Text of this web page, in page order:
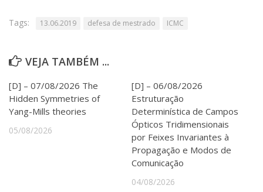
Comunicação
Aplicativos e Sites
Jornal da USP
Defesa de Teses
Tags: 13.06.2019 defesa de mestrado ICMC
VEJA TAMBÉM ...
[D] – 07/08/2026 The
Hidden Symmetries of
Yang-Mills theories
05/08/2026
[D] – 06/08/2026
Estruturação
Determinística de Campos
Ópticos Tridimensionais
por Feixes Invariantes à
Propagação e Modos de
Comunicação
04/08/2026